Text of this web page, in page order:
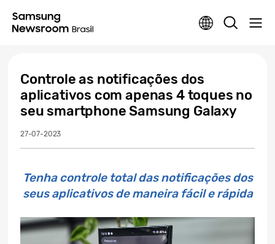
Controle as notificações dos
aplicativos com apenas 4 toques no
seu smartphone Samsung Galaxy
27-07-2023
Tenha controle total das notificações dos
seus aplicativos de maneira fácil e rápida